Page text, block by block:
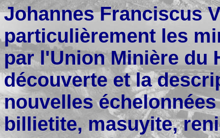
Johannes Franciscus
particulièrement les
par l'Union Minière du
découverte et la
nouvelles
billietite, masuyite,